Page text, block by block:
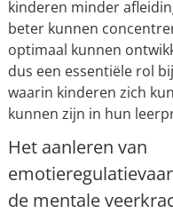
kinderen minder
beter kunnen
optimaal kunnen
dus een essentiële rol
waarin kinderen zich
kunnen zijn in hun
Het aanleren van
de mentale